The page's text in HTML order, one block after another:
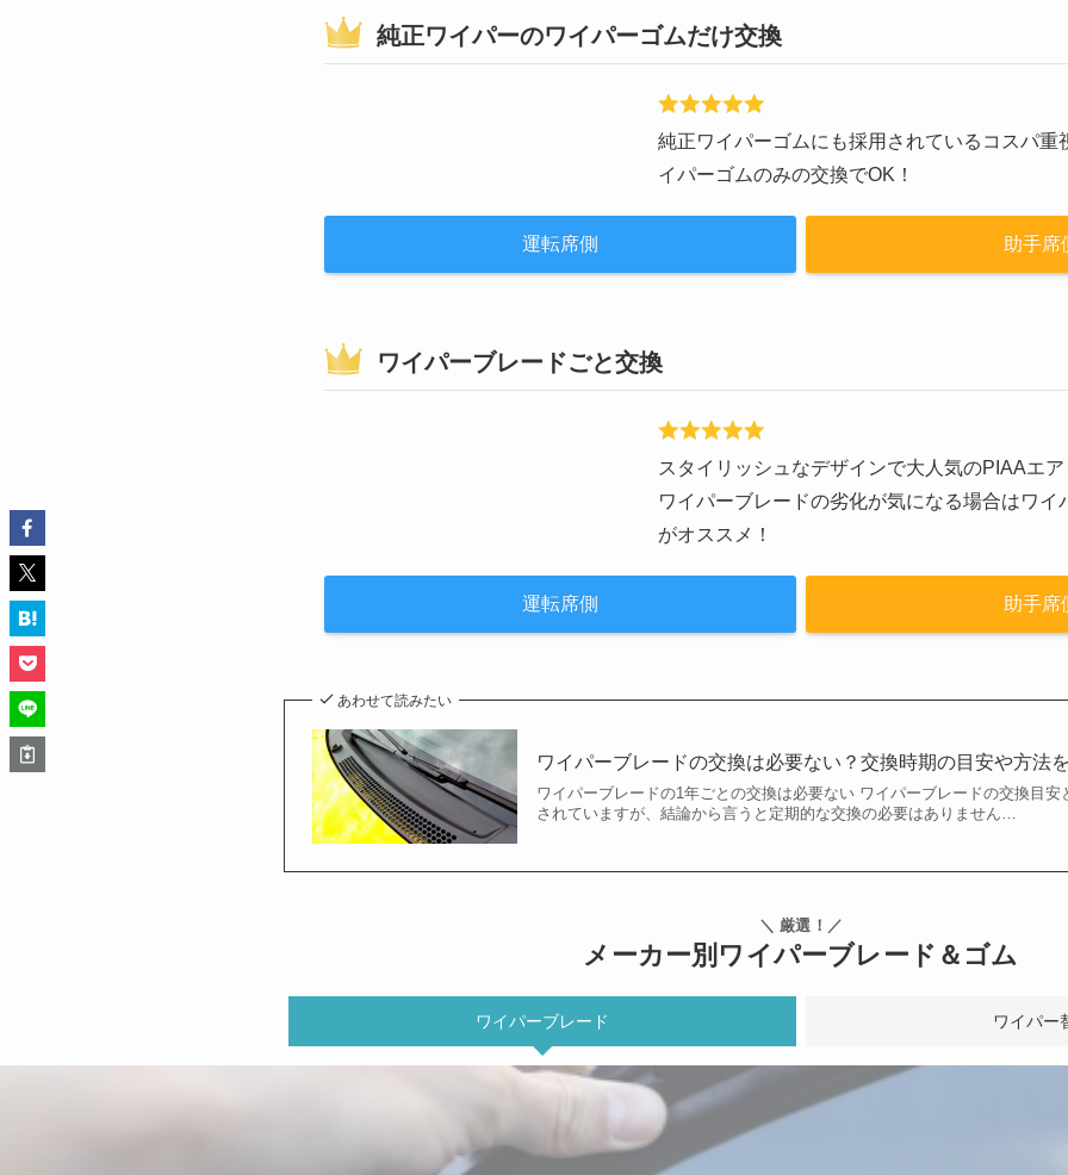
純正ワイパーのワイパーゴムだけ交換
純正ワイパーゴムにも採用されているコスパ重
イパーゴムのみの交換でOK！
運転席側 助手席
ワイパーブレードごと交換
スタイリッシュなデザインで大人気のPIAAエア
ワイパーブレードの劣化が気になる場合はワイ
がオススメ！
運転席側 助手席
あわせて読みたい
ワイパーブレードの交換は必要ない？交換時期の目安や方法
ワイパーブレードの1年ごとの交換は必要ない ワイパーブレードの交換目
されていますが、結論から言うと定期的な交換の必要はありません…
＼ 厳選！／
メーカー別ワイパーブレード＆ゴム
ワイパーブレード ワイパー